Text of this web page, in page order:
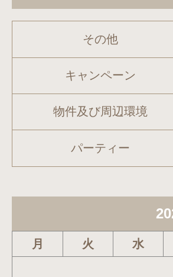
その他
キャンペーン
物件及び周辺環境
パーティー
月 火 水